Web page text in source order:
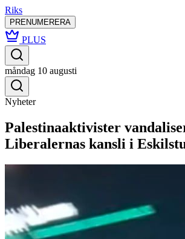
Riks
PRENUMERERA
PLUS
måndag 10 augusti
Nyheter
Palestinaaktivister
Liberalernas kansli i